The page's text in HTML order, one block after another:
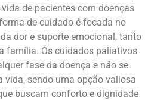
de pacientes com doenças
de cuidado é focada no
dor e suporte emocional, tanto
família. Os cuidados paliativos
fase da doença e não se
vida, sendo uma opção valiosa
buscam conforto e dignidade